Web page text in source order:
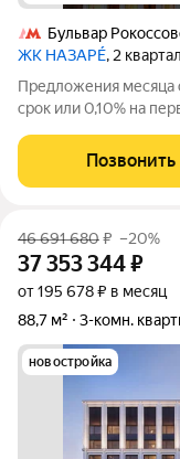
Бульвар
ЖК НАЗАРÉ, 2
Предложения месяца
срок или 0,10% на
Просторная 3-
37 этаже, без отделки.
Позвонить
46 691 680₽ –20%
37 353 344₽
от 195 678 ₽ в месяц
88,7 м²
3-комн.
новостройка